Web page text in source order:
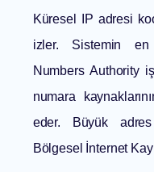
Küresel IP adresi
izler. Sistemin en
Numbers Authority
numara
eder. Büyük
Bölgesel İnternet